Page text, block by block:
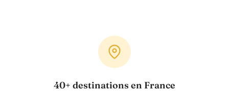
40+ destinations en France